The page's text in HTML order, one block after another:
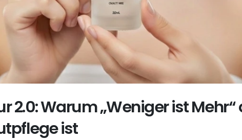
2.0: Warum „Weniger ist
ist